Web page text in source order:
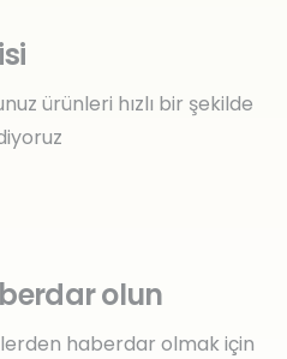
ürünleri hızlı bir şekilde
olun
haberdar olmak için